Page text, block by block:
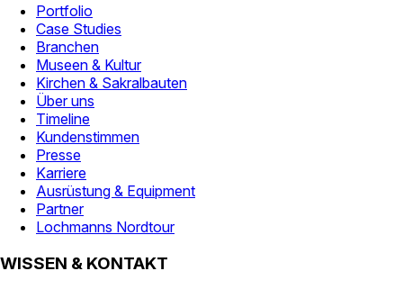
Portfolio
Case Studies
Branchen
Museen & Kultur
Kirchen & Sakralbauten
Über uns
Timeline
Kundenstimmen
Presse
Karriere
Ausrüstung & Equipment
Partner
Lochmanns Nordtour
WISSEN & KONTAKT